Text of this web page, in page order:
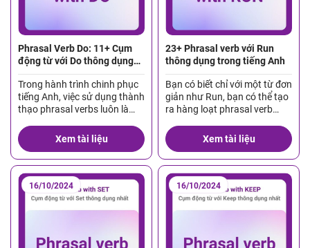
Phrasal Verb Do: 11+ Cụm
động từ với Do thông dụng
nhất
Trong hành trình chinh phục
tiếng Anh, việc sử dụng thành
thạo phrasal verbs luôn là
Đặc biệt, với động từ tưởng
chừng đơn giản như “Do”, chỉ
cần thêm một giới từ hoặc
trạng từ, thì ý nghĩa của nó
có thể thay đổi hoàn toàn. Do
đó, việc […]
Xem tài liệu
23+ Phrasal verb với Run
thông dụng trong tiếng Anh
Bạn có biết chỉ với một từ đơn
giản như Run, bạn có thể tạo
ra hàng loạt phrasal verb
khác nhau? Những cụm động
từ này sẽ giúp câu nói của
bạn trở nên linh hoạt, tự
nhiên hơn và dễ hiểu trong
nhiều tình huống giao tiếp.
Hãy […]
Xem tài liệu
16/10/2024 16/10/2024